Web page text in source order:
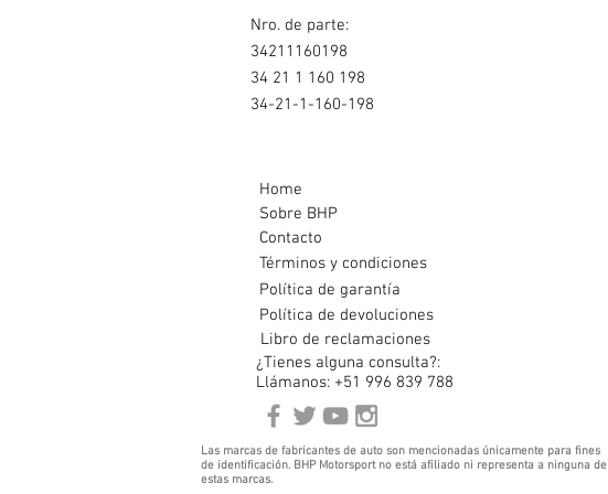
Nro. de parte:
34211160198
34 21 1 160 198
34-21-1-160-198
Home
Sobre BHP
Contacto
Términos y condiciones
Política de garantía
Política de devoluciones
Libro de reclamaciones
¿Tienes alguna consulta?:
Llámanos: +51 996 839 788
Las marcas de fabricantes de auto son mencionadas únicamente para fines
de identificación. BHP Motorsport no está afiliado ni representa a ninguna de
estas marcas.